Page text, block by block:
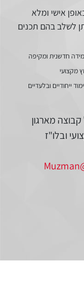
מארגון
ובלו"ז
אישי ומלא
לשלב בהם תכנים
חדשנית ומקיפה
מקצועי
ייחודיים ובלעדיים